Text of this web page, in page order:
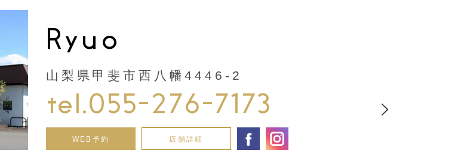
Ryuo
山梨県甲斐市西八幡4446-2
tel.055-276-7173
WEB予約 店舗詳細